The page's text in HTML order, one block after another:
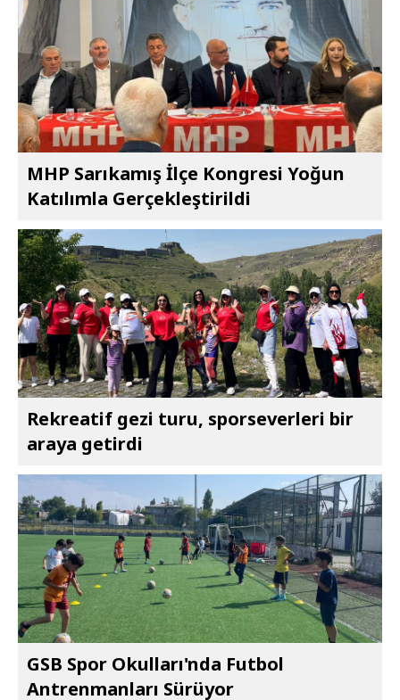
MHP Sarıkamış İlçe Kongresi Yoğun
Katılımla Gerçekleştirildi
Rekreatif gezi turu, sporseverleri bir
araya getirdi
GSB Spor Okulları'nda Futbol
Antrenmanları Sürüyor